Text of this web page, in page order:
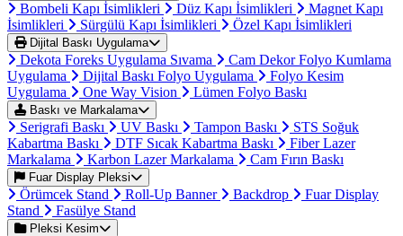
Bombeli Kapı İsimlikleri Düz Kapı İsimlikleri
Magnet Kapı
İsimlikleri
Sürgülü Kapı İsimlikleri Özel Kapı İsimlikleri
Dijital Baskı Uygulama
Dekota Foreks Uygulama Sıvama
Cam Dekor Folyo Kumlama
Uygulama
Dijital Baskı Folyo Uygulama
Folyo Kesim
Uygulama
One Way Vision Lümen Folyo Baskı
Baskı ve Markalama
Serigrafi Baskı UV Baskı Tampon Baskı
STS Soğuk
Kabartma Baskı
DTF Sıcak Kabartma Baskı
Fiber Lazer
Markalama
Karbon Lazer Markalama Cam Fırın Baskı
Fuar Display Pleksi
Örümcek Stand Roll-Up Banner Backdrop
Fuar Display
Stand
Fasülye Stand
Pleksi Kesim